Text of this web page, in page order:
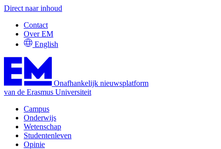
Direct naar inhoud
Contact
Over EM
English
Onafhankelijk nieuwsplatform
van de Erasmus Universiteit
Campus
Onderwijs
Wetenschap
Studentenleven
Opinie